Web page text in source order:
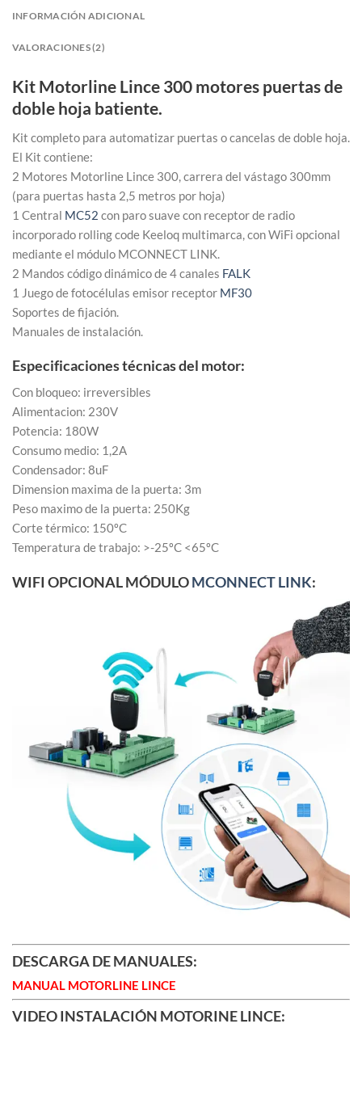
INFORMACIÓN ADICIONAL
VALORACIONES (2)
Kit Motorline Lince 300 motores puertas de
doble hoja batiente.
Kit completo para automatizar puertas o cancelas de doble hoja.
El Kit contiene:
2 Motores Motorline Lince 300, carrera del vástago 300mm
(para puertas hasta 2,5 metros por hoja)
1 Central MC52 con paro suave con receptor de radio
incorporado rolling code Keeloq multimarca, con WiFi opcional
mediante el módulo MCONNECT LINK.
2 Mandos código dinámico de 4 canales FALK
1 Juego de fotocélulas emisor receptor MF30
Soportes de fijación.
Manuales de instalación.
Especificaciones técnicas del motor:
Con bloqueo: irreversibles
Alimentacion: 230V
Potencia: 180W
Consumo medio: 1,2A
Condensador: 8uF
Dimension maxima de la puerta: 3m
Peso maximo de la puerta: 250Kg
Corte térmico: 150ºC
Temperatura de trabajo: >-25ºC <65ºC
WIFI OPCIONAL MÓDULOMCONNECT LINK:
DESCARGA DE MANUALES:
MANUAL MOTORLINE LINCE
VIDEO INSTALACIÓN MOTORINE LINCE: